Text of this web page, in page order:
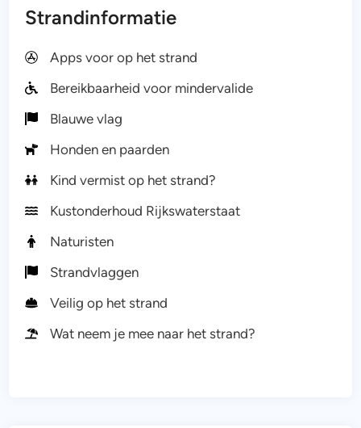
Strandinformatie
Apps voor op het strand
Bereikbaarheid voor mindervalide
Blauwe vlag
Honden en paarden
Kind vermist op het strand?
Kustonderhoud Rijkswaterstaat
Naturisten
Strandvlaggen
Veilig op het strand
Wat neem je mee naar het strand?